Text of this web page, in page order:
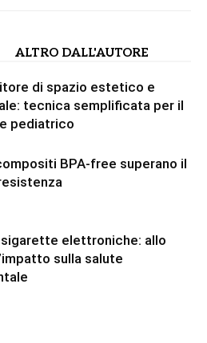
ALTRO DALL'AUTORE
di spazio estetico e
tecnica semplificata per il
pediatrico
BPA-free superano il
sigarette elettroniche: allo
sulla salute